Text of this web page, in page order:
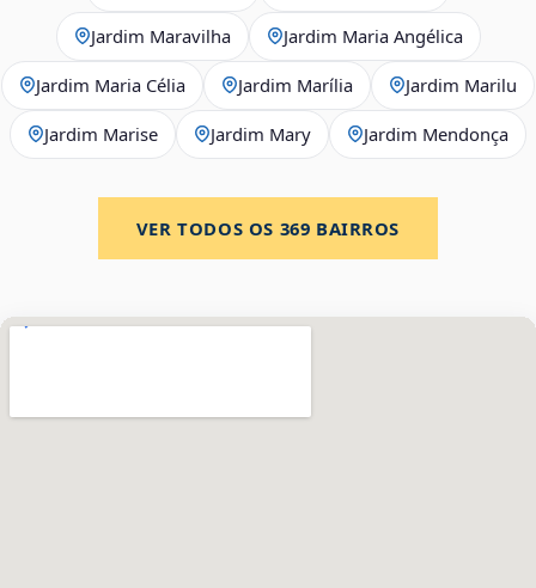
Jardim Maravilha Jardim Maria Angélica
Jardim Maria Célia Jardim Marília Jardim Marilu
Jardim Marise Jardim Mary Jardim Mendonça
VER TODOS OS 369 BAIRROS